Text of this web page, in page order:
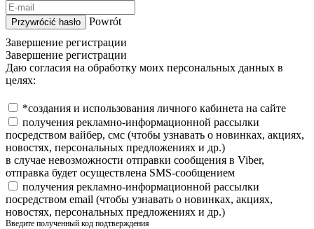
Przywrócić hasło
Powrót
Завершение регистрации
Завершение регистрации
Даю согласия на обработку моих персональных данных в
целях:
*создания и использования личного кабинета на сайте
получения рекламно-информационной рассылки
посредством вайбер, смс (чтобы узнавать о новинках, акциях,
новостях, персональных предложениях и др.)
в случае невозможности отправки сообщения в Viber,
отправка будет осуществлена SMS-сообщением
получения рекламно-информационной рассылки
посредством email (чтобы узнавать о новинках, акциях,
новостях, персональных предложениях и др.)
Введите полученный код подтверждения